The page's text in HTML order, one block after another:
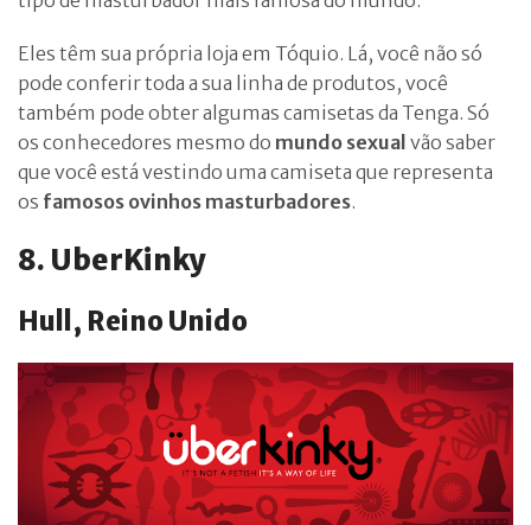
Eles têm sua própria loja em Tóquio. Lá, você não só
pode conferir toda a sua linha de produtos, você
também pode obter algumas camisetas da Tenga. Só
os conhecedores mesmo do mundo sexual vão saber
que você está vestindo uma camiseta que representa
os famosos ovinhos masturbadores.
8. UberKinky
Hull, Reino Unido